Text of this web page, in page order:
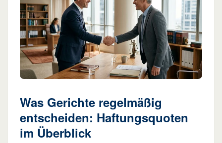
Was Gerichte regelmäßig
entscheiden: Haftungsquoten
im Überblick